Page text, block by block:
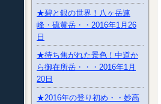
★碧と銀の世界！八ヶ岳連
峰・硫黄岳・・2016年1月26
日
★待ち焦がれた景色！中道か
ら御在所岳・・・2016年1月
20日
★2016年の登り初め・・妙高